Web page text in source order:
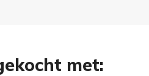
met: